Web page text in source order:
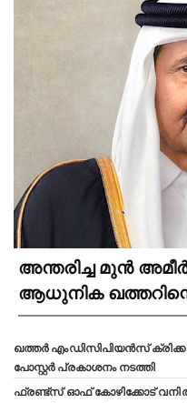
അന്തരിച്ച മുൻ
ആധുനിക
ഖത്തർ എംഡിസിപിയൻസ്
പോസ്റ്റർ പ്രകാശനം നടത്തി
ഫ്രണ്ട്സ് ഓഫ് കോഴിക്കോട് വനിതാ